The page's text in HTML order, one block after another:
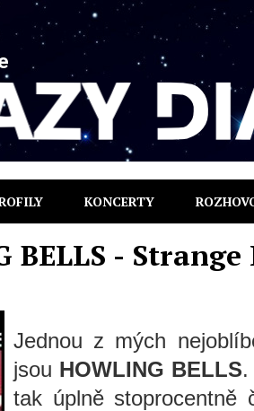
KONCERTY
BELLS -
Jednou z mých
jsou HOWLING BELLS
tak úplně stoprocentně